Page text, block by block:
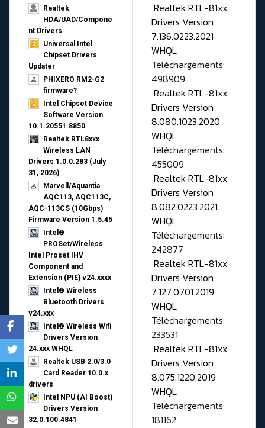
Realtek
HDA/UAD/Compone
nt Drivers
Universal Intel
Chipset Drivers
Updater​
PHIXERO RM2-G2
firmware?
Intel Chipset Device
Software Version
10.1.20551.8850
Realtek RTL8xxx
Wireless LAN
Drivers 1.0.0.283 (July
31, 2026)
Marvell/Aquantia
AQC113, AQC113C,
AQC-113CS (10Gbps)
Firmware Version 1.5.45
Intel®
PROSet/Wireless
Intel Proset IHV
Component and
Extension (PIE) v24.xxxx
Intel® Wireless
Bluetooth Drivers
v24.xxx
Intel® Wireless Wifi
Drivers Version
24.xxx WHQL
Realtek USB 2.0/3.0
Card Reader 10.0.x
drivers
Intel NPU (AI Boost)
Drivers Version
32.0.100.4841
Realtek RTL-81xx
Drivers Version
7.136.0223.2021
WHQL
Téléchargements:
498909
Realtek RTL-81xx
Drivers Version
8.080.1023.2020
WHQL
Téléchargements:
455009
Realtek RTL-81xx
Drivers Version
8.082.0223.2021
WHQL
Téléchargements:
242877
Realtek RTL-81xx
Drivers Version
7.127.0701.2019
WHQL
Téléchargements:
233531
Realtek RTL-81xx
Drivers Version
8.075.1220.2019
WHQL
Téléchargements:
181162